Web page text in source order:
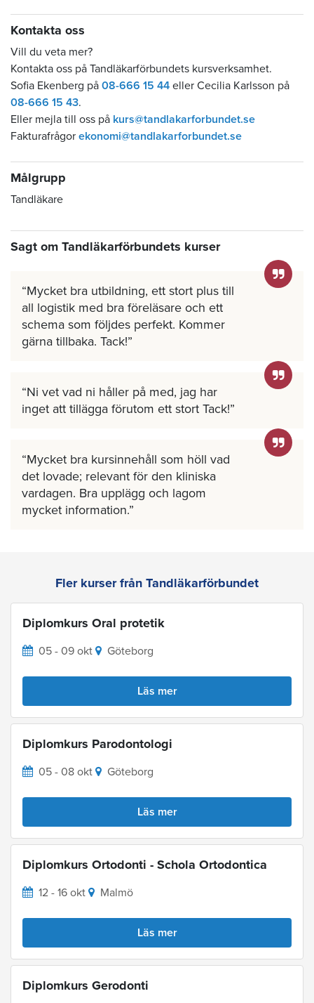
Kontakta oss
Vill du veta mer?
Kontakta oss på Tandläkarförbundets kursverksamhet.
Sofia Ekenberg på 08-666 15 44 eller Cecilia Karlsson på
08-666 15 43.
Eller mejla till oss på kurs@tandlakarforbundet.se
Fakturafrågor ekonomi@tandlakarforbundet.se
Målgrupp
Tandläkare
Sagt om Tandläkarförbundets kurser
Mycket bra utbildning, ett stort plus till
all logistik med bra föreläsare och ett
schema som följdes perfekt. Kommer
gärna tillbaka. Tack!
Ni vet vad ni håller på med, jag har
inget att tillägga förutom ett stort Tack!
Mycket bra kursinnehåll som höll vad
det lovade; relevant för den kliniska
vardagen. Bra upplägg och lagom
mycket information.
Fler kurser från Tandläkarförbundet
Diplomkurs Oral protetik
05 - 09 okt Göteborg
Läs mer
Diplomkurs Parodontologi
05 - 08 okt Göteborg
Läs mer
Diplomkurs Ortodonti - Schola Ortodontica
12 - 16 okt Malmö
Läs mer
Diplomkurs Gerodonti